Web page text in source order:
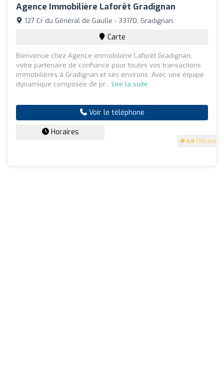
Agence Immobilière Laforêt Gradignan
4.8 (183 avis)
127 Cr du Général de Gaulle - 33170, Gradignan
Carte
Bienvenue chez Agence immobilière Laforêt Gradignan,
votre partenaire de confiance pour toutes vos transactions
immobilières à Gradignan et ses environs. Avec une équipe
dynamique composée de pr... Lire la suite
Voir le téléphone
Horaires